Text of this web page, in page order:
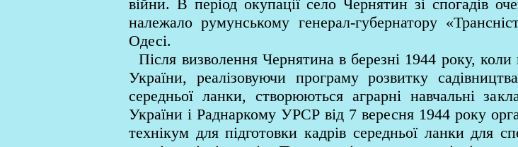
війни. В період окупації село Чернятин зі спогадів
належало румунському генерал-губернатору
Одесі.
Після визволення Чернятина в березні 1944 року, коли
України, реалізовуючи програму розвитку
середньої ланки, створюються аграрні навчальні
України і Раднаркому УРСР від 7 вересня 1944 року
технікум для підготовки кадрів середньої ланки для